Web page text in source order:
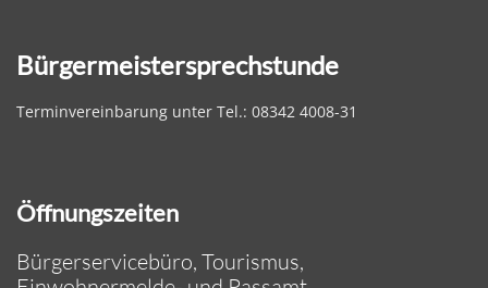
Bürgermeistersprechstunde
Terminvereinbarung unter Tel.: 08342 4008-31
Öffnungszeiten
Bürgerservicebüro, Tourismus,